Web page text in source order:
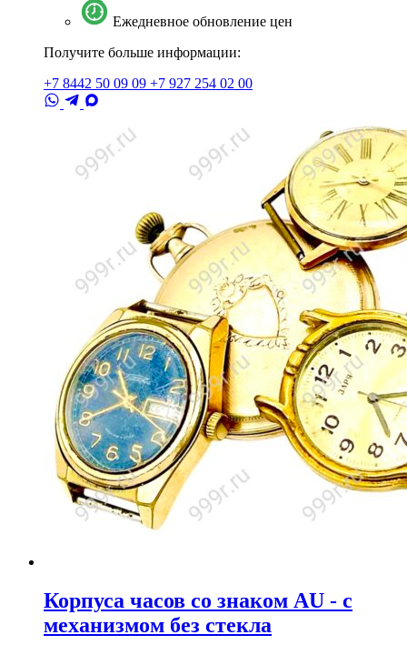
Ежедневное обновление цен
Получите больше информации:
+7 8442 50 09 09 +7 927 254 02 00
Корпуса часов со знаком AU - с
механизмом без стекла